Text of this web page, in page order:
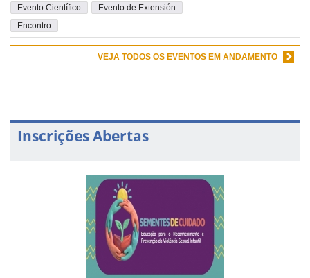
Evento Científico
Evento de Extensión
Encontro
VEJA TODOS OS EVENTOS EM ANDAMENTO
Inscrições Abertas